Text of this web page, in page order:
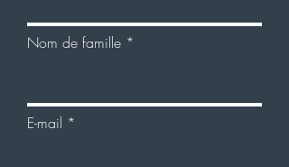
Nom de famille
E-mail